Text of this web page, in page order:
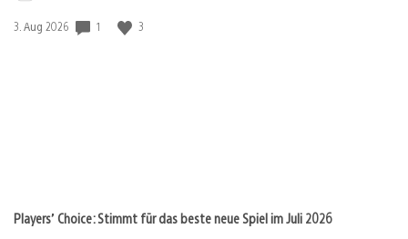
Veröffentlichungsdatum:
3. Aug 2026 1 3
Players’ Choice: Stimmt für das beste neue Spiel im Juli 2026